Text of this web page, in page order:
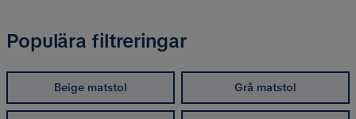
Populära filtreringar
Beige matstol Grå matstol